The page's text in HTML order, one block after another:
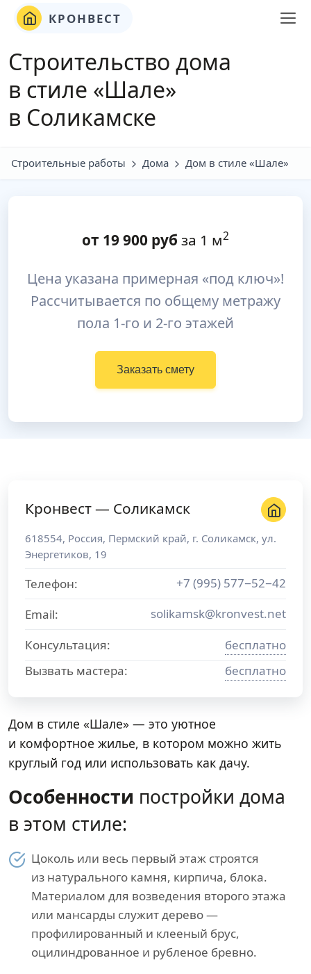
КРОНВЕСТ
Строительство дома
в стиле «Шале»
в Соликамске
Строительные работы Дома Дом в стиле «Шале»
от 19 900 руб за 1 м2
Цена указана примерная «под ключ»!
Рассчитывается по общему метражу
пола 1-го и 2-го этажей
Заказать смету
Дом в стиле «Шале» — это уютное
и комфортное жилье, в котором можно жить
круглый год или использовать как дачу.
Особенности постройки дома
в этом стиле:
Цоколь или весь первый этаж строятся
из натурального камня, кирпича, блока.
Материалом для возведения второго этажа
или мансарды служит дерево —
профилированный и клееный брус,
оцилиндрованное и рубленое бревно.
Кронвест — Соликамск
618554, Россия, Пермский край, г. Соликамск, ул.
Энергетиков, 19
Телефон:
+7 (995) 577−52−42
Email:
solikamsk@kronvest.net
Консультация:
бесплатно
Вызвать мастера:
бесплатно